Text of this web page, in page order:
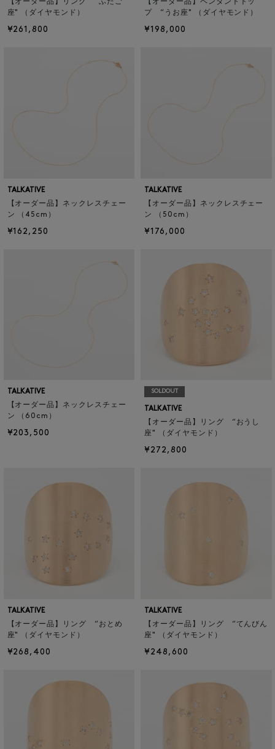
【オーダー品】リング “ふたご
座" （ダイヤモンド）
¥261,800
【オーダー品】ペンダントトッ
プ “うお座" （ダイヤモンド）
¥198,000
TALKATIVE
【オーダー品】ネックレスチェー
ン （45cm）
¥162,250
TALKATIVE
【オーダー品】ネックレスチェー
ン （50cm）
¥176,000
TALKATIVE
【オーダー品】ネックレスチェー
ン （60cm）
¥203,500
SOLDOUT
TALKATIVE
【オーダー品】リング “おうし
座" （ダイヤモンド）
¥272,800
TALKATIVE
【オーダー品】リング “おとめ
座" （ダイヤモンド）
¥268,400
TALKATIVE
【オーダー品】リング “てんびん
座" （ダイヤモンド）
¥248,600